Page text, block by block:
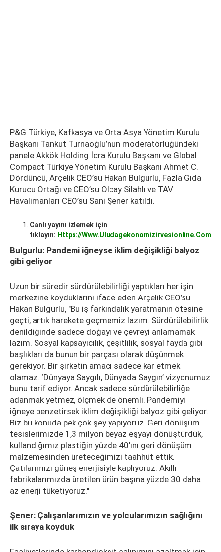
P&G Türkiye, Kafkasya ve Orta Asya Yönetim Kurulu
Başkanı Tankut Turnaoğlu’nun moderatörlüğündeki
panele Akkök Holding İcra Kurulu Başkanı ve Global
Compact Türkiye Yönetim Kurulu Başkanı Ahmet C.
Dördüncü, Arçelik CEO’su Hakan Bulgurlu, Fazla Gıda
Kurucu Ortağı ve CEO’su Olcay Silahlı ve TAV
Havalimanları CEO’su Sani Şener katıldı.
Canlı yayını izlemek için
tıklayın: Https://www.uludagekonomizirvesionline.com
Bulgurlu: Pandemi iğneyse iklim değişikliği balyoz
gibi geliyor
Uzun bir süredir sürdürülebilirliği yaptıkları her işin
merkezine koyduklarını ifade eden Arçelik CEO’su
Hakan Bulgurlu, "Bu iş farkındalık yaratmanın ötesine
geçti, artık harekete geçmemiz lazım. Sürdürülebilirlik
denildiğinde sadece doğayı ve çevreyi anlamamak
lazım. Sosyal kapsayıcılık, çeşitlilik, sosyal fayda gibi
başlıkları da bunun bir parçası olarak düşünmek
gerekiyor. Bir şirketin amacı sadece kar etmek
olamaz. ‘Dünyaya Saygılı, Dünyada Saygın’ vizyonumuz
bunu tarif ediyor. Ancak sadece sürdürülebilirliğe
adanmak yetmez, ölçmek de önemli. Pandemiyi
iğneye benzetirsek iklim değişikliği balyoz gibi geliyor.
Biz bu konuda pek çok şey yapıyoruz. Geri dönüşüm
tesislerimizde 1,3 milyon beyaz eşyayı dönüştürdük,
kullandığımız plastiğin yüzde 40’ını geri dönüşüm
malzemesinden üreteceğimizi taahhüt ettik.
Çatılarımızı güneş enerjisiyle kaplıyoruz. Akıllı
fabrikalarımızda üretilen ürün başına yüzde 30 daha
az enerji tüketiyoruz."
Şener: Çalışanlarımızın ve yolcularımızın sağlığını
ilk sıraya koyduk